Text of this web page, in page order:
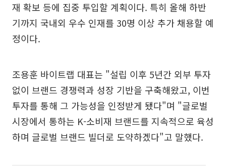
재 확보 등에 집중 투입할 계획이다. 특히 올해 하반
기까지 국내외 우수 인재를 30명 이상 추가 채용할 예
정이다.
조용훈 바이트랩 대표는 "설립 이후 5년간 외부 투자
없이 브랜드 경쟁력과 성장 기반을 구축해왔고, 이번
투자를 통해 그 가능성을 인정받게 됐다"며 "글로벌
시장에서 통하는 K-소비재 브랜드를 지속적으로 육성
하며 글로벌 브랜드 빌더로 도약하겠다"고 말했다.